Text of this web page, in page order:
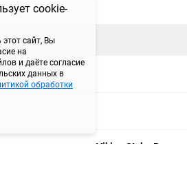
cookie-
сайт, Вы
на
и даёте согласие
данных в
обработки
наверх
питания Viking Style. Все